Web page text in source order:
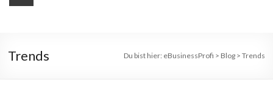
Trends Du bist hier: eBusinessProfi > Blog> Trends